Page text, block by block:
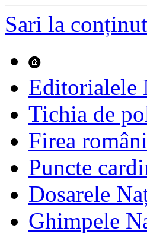
Sari la conținut
Editorialele
Tichia de
Firea
Puncte
Dosarele
Ghimpele